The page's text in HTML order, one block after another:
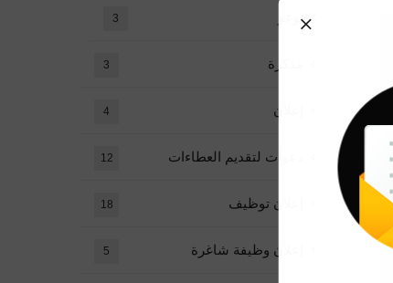
توغو 3
مذكرة 3
إعلان 4
دعوات لتقديم العطاءات 12
إعلان توظيف 18
إعلان وظيفة شاغرة 5